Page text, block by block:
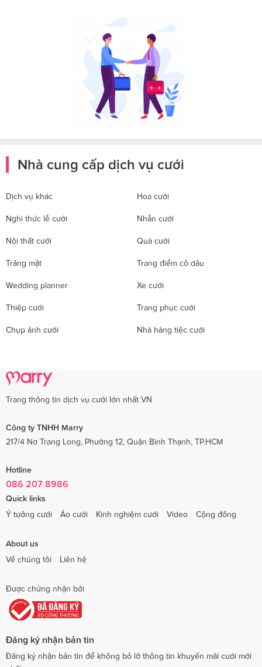
Nhà cung cấp dịch vụ cưới
Dịch vụ khác Hoa cưới
Nghi thức lễ cưới Nhẫn cưới
Nội thất cưới Quà cưới
Trăng mật Trang điểm cô dâu
Wedding planner Xe cưới
Thiệp cưới Trang phục cưới
Chụp ảnh cưới Nhà hàng tiệc cưới
Trang thông tin dịch vụ cưới lớn nhất VN
Công ty TNHH Marry
217/4 Nơ Trang Long, Phường 12, Quận Bình Thạnh, TP.HCM
Hotline
086 207 8986
Quick links
Ý tưởng cưới
Áo cưới Kinh nghiệm cưới Video Cộng đồng
About us
Về chúng tôi
Liên hệ
Được chứng nhận bởi
Đăng ký nhận bản tin
Đăng ký nhận bản tin để không bỏ lỡ thông tin khuyến mãi cưới mới